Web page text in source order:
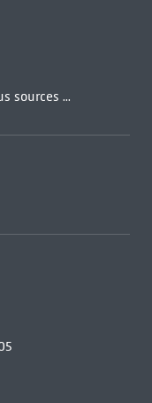
sources ...